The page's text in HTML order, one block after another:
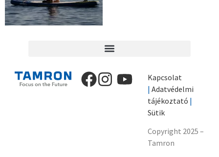
Kapcsolat
| Adatvédelmi
tájékoztató |
Sütik
Copyright 2025 –
Tamron